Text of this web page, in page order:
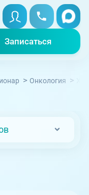
Записаться
Записаться
> Онкология >